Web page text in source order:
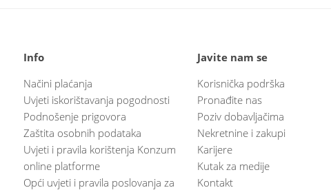
Info
Načini plaćanja
Uvjeti iskorištavanja pogodnosti
Podnošenje prigovora
Zaštita osobnih podataka
Uvjeti i pravila korištenja Konzum
online platforme
Opći uvjeti i pravila poslovanja za
Javite nam se
Korisnička podrška
Pronađite nas
Poziv dobavljačima
Nekretnine i zakupi
Karijere
Kutak za medije
Kontakt